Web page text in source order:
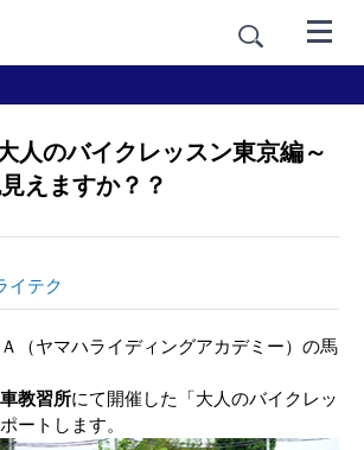
人のバイクレッスン東京編～
えますか？？
イテク
（ヤマハライディングアカデミー）の馬
教習所にて開催した「大人のバイクレッ
ートします。